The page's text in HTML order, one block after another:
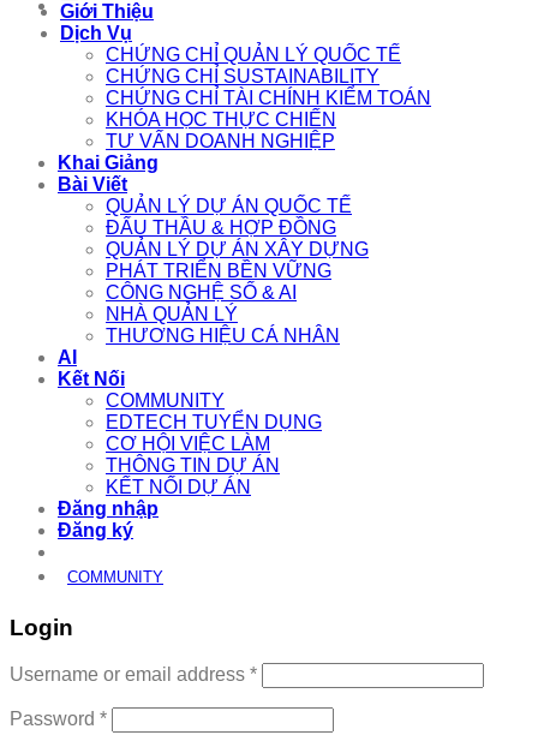
Giới Thiệu
Dịch Vụ
CHỨNG CHỈ QUẢN LÝ QUỐC TẾ
CHỨNG CHỈ SUSTAINABILITY
CHỨNG CHỈ TÀI CHÍNH KIỂM TOÁN
KHÓA HỌC THỰC CHIẾN
TƯ VẤN DOANH NGHIỆP
Khai Giảng
Bài Viết
QUẢN LÝ DỰ ÁN QUỐC TẾ
ĐẤU THẦU & HỢP ĐỒNG
QUẢN LÝ DỰ ÁN XÂY DỰNG
PHÁT TRIỂN BỀN VỮNG
CÔNG NGHỆ SỐ & AI
NHÀ QUẢN LÝ
THƯƠNG HIỆU CÁ NHÂN
AI
Kết Nối
COMMUNITY
EDTECH TUYỂN DỤNG
CƠ HỘI VIỆC LÀM
THÔNG TIN DỰ ÁN
KẾT NỐI DỰ ÁN
Đăng nhập
Đăng ký
COMMUNITY
Login
Username or email address *Required
Password *Required